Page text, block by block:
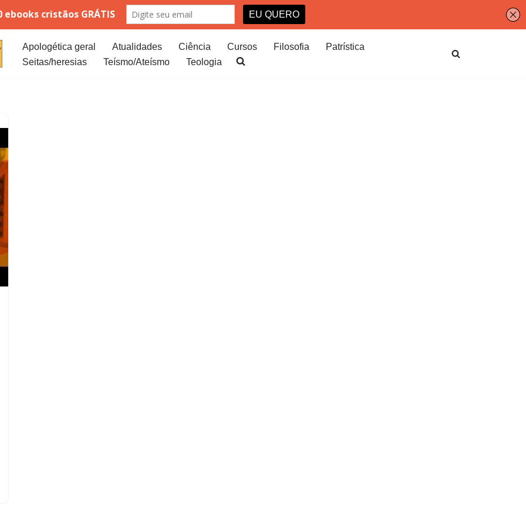
Apologética geral Atualidades Ciência Cursos Filosofia
Patrística
Seitas/heresias
Teísmo/Ateísmo Teologia